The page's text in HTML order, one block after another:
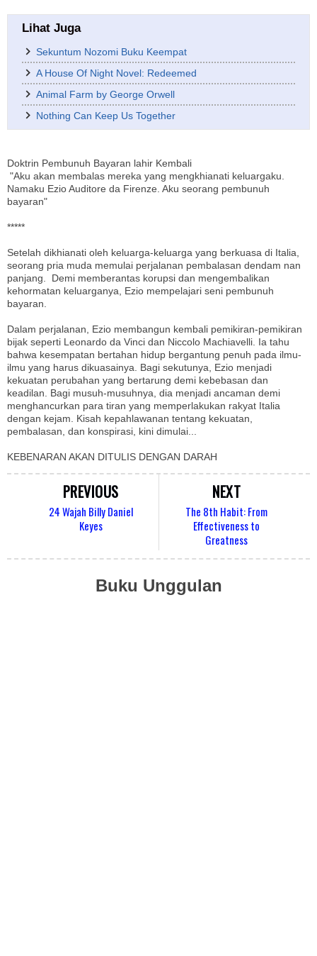
Lihat Juga
Sekuntum Nozomi Buku Keempat
A House Of Night Novel: Redeemed
Animal Farm by George Orwell
Nothing Can Keep Us Together
Doktrin Pembunuh Bayaran lahir Kembali
"Aku akan membalas mereka yang mengkhianati keluargaku.
Namaku Ezio Auditore da Firenze. Aku seorang pembunuh
bayaran"
*****
Setelah dikhianati oleh keluarga-keluarga yang berkuasa di Italia,
seorang pria muda memulai perjalanan pembalasan dendam nan
panjang. Demi memberantas korupsi dan mengembalikan
kehormatan keluarganya, Ezio mempelajari seni pembunuh
bayaran.
Dalam perjalanan, Ezio membangun kembali pemikiran-pemikiran
bijak seperti Leonardo da Vinci dan Niccolo Machiavelli. Ia tahu
bahwa kesempatan bertahan hidup bergantung penuh pada ilmu-
ilmu yang harus dikuasainya. Bagi sekutunya, Ezio menjadi
kekuatan perubahan yang bertarung demi kebebasan dan
keadilan. Bagi musuh-musuhnya, dia menjadi ancaman demi
menghancurkan para tiran yang memperlakukan rakyat Italia
dengan kejam. Kisah kepahlawanan tentang kekuatan,
pembalasan, dan konspirasi, kini dimulai...
KEBENARAN AKAN DITULIS DENGAN DARAH
NEXT
The 8th Habit: From
Effectiveness to
Greatness
PREVIOUS
24 Wajah Billy Daniel
Keyes
Buku Unggulan